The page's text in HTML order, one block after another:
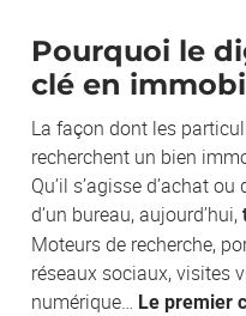
Pourquoi le
clé en
La façon dont les
recherchent un bien
Qu’il s’agisse d’achat
d’un bureau, aujourd’hui,
Moteurs de recherche,
réseaux sociaux, visites
numérique… Le premier